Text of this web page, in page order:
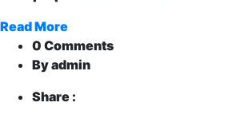
Read More
0 Comments
By admin
Share :